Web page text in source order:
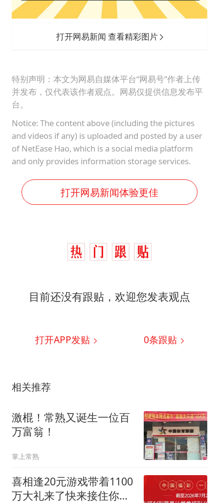
打开网易新闻 查看精彩图片
特别声明：本文为网易自媒体平台“网易号”作者上传
并发布，仅代表该作者观点。网易仅提供信息发布平
台。
Notice: The content above (including the pictures
and videos if any) is uploaded and posted by a user
of NetEase Hao, which is a social media platform
and only provides information storage services.
打开网易新闻体验更佳
目前还没有跟贴，欢迎您发表观点
打开APP发贴 0条跟贴
相关推荐
激棍！常熟又诞生一位百
万富翁！
掌上常熟
喜相逢20元游戏带着1100
万大礼来了快来接住你的